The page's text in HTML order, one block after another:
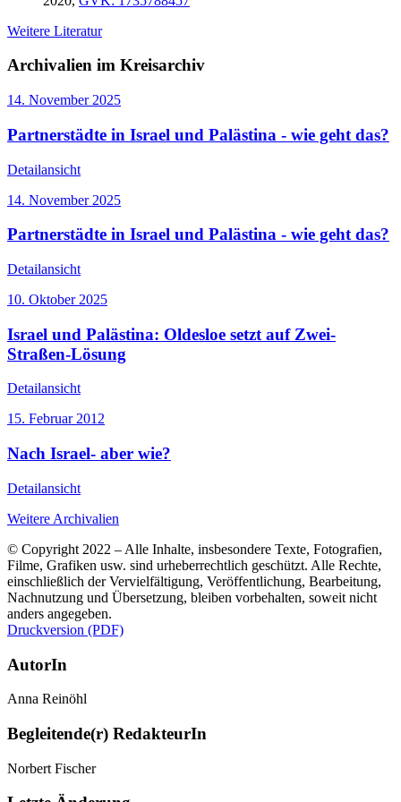
Weitere Literatur
Archivalien im Kreisarchiv
14. November 2025
Partnerstädte in Israel und Palästina - wie geht das?
Detailansicht
14. November 2025
Partnerstädte in Israel und Palästina - wie geht das?
Detailansicht
10. Oktober 2025
Israel und Palästina: Oldesloe setzt auf Zwei-
Straßen-Lösung
Detailansicht
15. Februar 2012
Nach Israel- aber wie?
Detailansicht
Weitere Archivalien
© Copyright 2022 – Alle Inhalte, insbesondere Texte, Fotografien,
Filme, Grafiken usw. sind urheberrechtlich geschützt. Alle Rechte,
einschließlich der Vervielfältigung, Veröffentlichung, Bearbeitung,
Nachnutzung und Übersetzung, bleiben vorbehalten, soweit nicht
anders angegeben.
Druckversion (PDF)
AutorIn
Anna Reinöhl
Begleitende(r) RedakteurIn
Norbert Fischer